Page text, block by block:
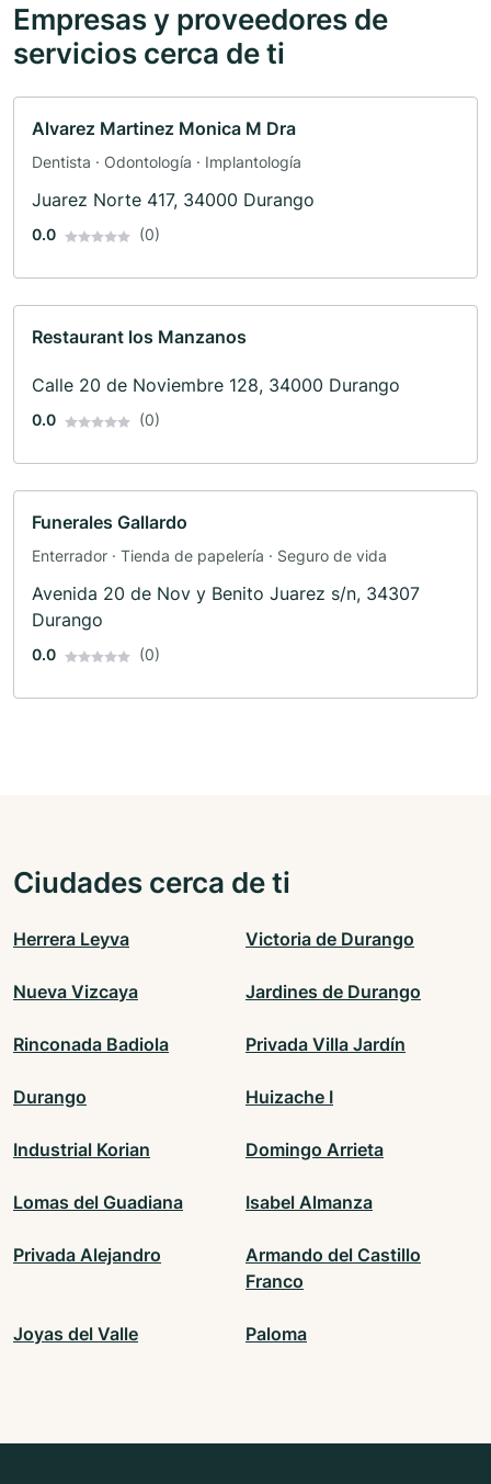
Empresas y proveedores de
servicios cerca de ti
Alvarez Martinez Monica M Dra
Dentista · Odontología · Implantología
Juarez Norte 417, 34000 Durango
0.0 (0)
Restaurant los Manzanos
Calle 20 de Noviembre 128, 34000 Durango
0.0 (0)
Funerales Gallardo
Enterrador · Tienda de papelería · Seguro de vida
Avenida 20 de Nov y Benito Juarez s/n, 34307
Durango
0.0 (0)
Ciudades cerca de ti
Herrera Leyva Victoria de Durango
Nueva Vizcaya Jardines de Durango
Rinconada Badiola Privada Villa Jardín
Durango Huizache I
Industrial Korian Domingo Arrieta
Lomas del Guadiana Isabel Almanza
Privada Alejandro
Armando del Castillo
Franco
Joyas del Valle Paloma